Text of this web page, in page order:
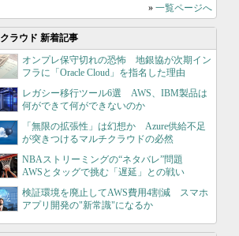
» 一覧ページへ
クラウド 新着記事
オンプレ保守切れの恐怖 地銀協が次期イン
フラに「Oracle Cloud」を指名した理由
レガシー移行ツール6選 AWS、IBM製品は
何ができて何ができないのか
「無限の拡張性」は幻想か Azure供給不足
が突きつけるマルチクラウドの必然
NBAストリーミングの“ネタバレ”問題
AWSとタッグで挑む「遅延」との戦い
検証環境を廃止してAWS費用4割減 スマホ
アプリ開発の"新常識"になるか